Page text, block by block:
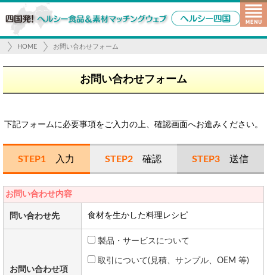
HOME お問い合わせフォーム
お問い合わせフォーム
下記フォームに必要事項をご入力の上、確認画面へお進みください。
STEP1 入力 STEP2 確認 STEP3 送信
お問い合わせ内容
問い合わせ先 食材を生かした料理レシピ
お問い合わせ項
製品・サービスについて
取引について(見積、サンプル、OEM 等)